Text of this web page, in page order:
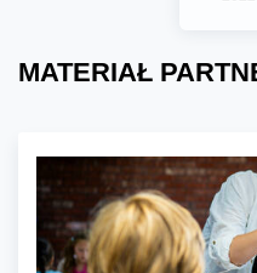
MATERIAŁ